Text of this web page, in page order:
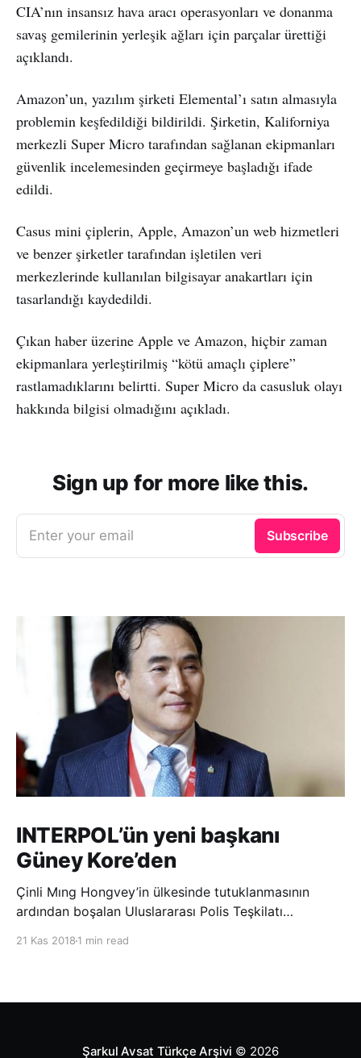
CIA’nın insansız hava aracı operasyonları ve donanma
savaş gemilerinin yerleşik ağları için parçalar ürettiği
açıklandı.
Amazon’un, yazılım şirketi Elemental’ı satın almasıyla
problemin keşfedildiği bildirildi. Şirketin, Kaliforniya
merkezli Super Micro tarafından sağlanan ekipmanları
güvenlik incelemesinden geçirmeye başladığı ifade
edildi.
Casus mini çiplerin, Apple, Amazon’un web hizmetleri
ve benzer şirketler tarafından işletilen veri
merkezlerinde kullanılan bilgisayar anakartları için
tasarlandığı kaydedildi.
Çıkan haber üzerine Apple ve Amazon, hiçbir zaman
ekipmanlara yerleştirilmiş “kötü amaçlı çiplere”
rastlamadıklarını belirtti. Super Micro da casusluk olayı
hakkında bilgisi olmadığını açıkladı.
Sign up for more like this.
Enter your email Subscribe
INTERPOL’ün yeni başkanı
Güney Kore’den
Çinli Mıng Hongvey’in ülkesinde tutuklanmasının
ardından boşalan Uluslararası Polis Teşkilatı
21 Kas 2018 1 min read
Şarkul Avsat Türkçe Arşivi © 2026